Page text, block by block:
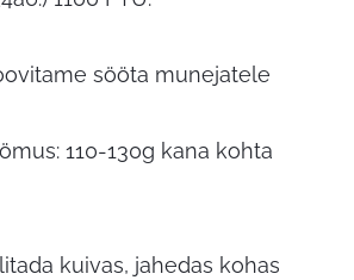
sööta munejatele
110-130g kana kohta
kuivas, jahedas kohas